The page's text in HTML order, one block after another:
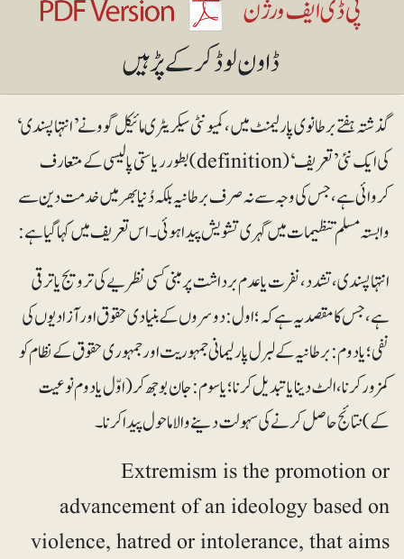
گذشتہ ہفتے برطانوی پارلیمنٹ میں ، کمیونٹی سیکریٹری مائیکل گوو نے ’انتہاپسندی‘
کی ایک نئی ’تعریف‘ (definition)بطور ریاستی پالیسی کے متعارف
کروائی ہے، جس کی وجہ سے نہ صرف برطانیہ بلکہ دُنیا بھر میں خدمت دین سے
وابستہ مسلم تنظیمات میں گہری تشویش پیدا ہوئی۔ اس تعریف میں کہا گیا ہے :
انتہا پسندی،تشدد، نفرت یا عدم برداشت پر مبنی کسی نظریے کی ترویج یا ترقی
ہے، جس کا مقصد یہ ہے کہ؛ اول : دوسروں کے بنیادی حقوق اور آزادیوں کی
نفی؛ یا دوم: برطانیہ کے لبرل پارلیمانی جمہوریت اور جمہوری حقوق کے نظام کو
کمزور کرنا، الٹ دینا یا تبدیل کرنا؛ یا سوم: جان بوجھ کر (اوّل یا دوم نوعیت
کے) نتائج حاصل کرنے کی سہولت دینے والا ماحول پیدا کرنا۔
Extremism is the promotion or
advancement of an ideology based on
violence, hatred or intolerance, that aims